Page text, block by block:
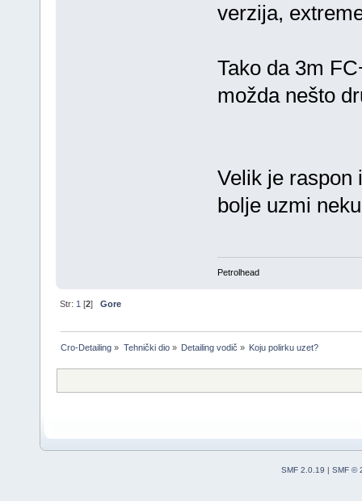
verzija,
Tako da 3m
možda nešto
Velik je raspon
bolje uzmi
Petrolhead
Str: 1 [2]Gore
Cro-Detailing » Tehnički dio» Detailing vodič » Koju polirku uzet?
SMF 2.0.19 | SMF ©